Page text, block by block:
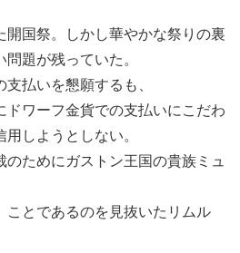
開国祭。しかし華やかな祭りの裏
題が残っていた。
払いを懇願するも、
ドワーフ金貨での支払いにこだわ
しようとしない。
ためにガストン王国の貴族ミュ
ことであるのを見抜いたリムル